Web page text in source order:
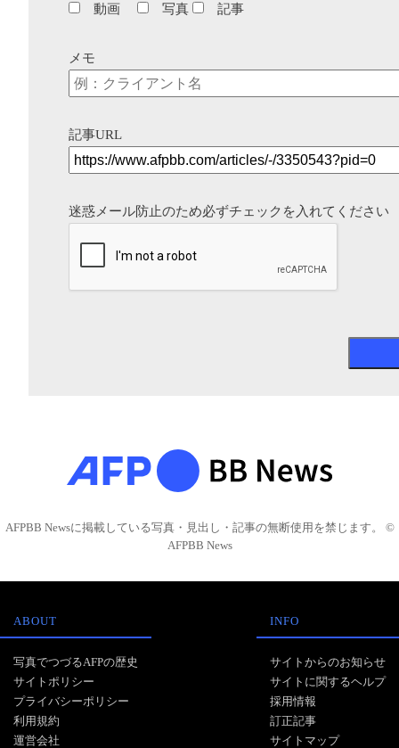
動画
写真 記事
メモ
記事URL
迷惑メール防止のため必ずチェックを入れてください
AFPBB Newsに掲載している写真・見出し・記事の無断使用を禁じます。 ©
AFPBB News
ABOUT
写真でつづるAFPの歴史
サイトポリシー
プライバシーポリシー
利用規約
運営会社
INFO
サイトからのお知らせ
サイトに関するヘルプ
採用情報
訂正記事
サイトマップ